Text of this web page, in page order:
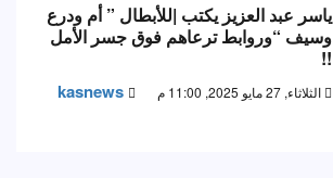
ياسر عبد العزيز يكتب |للأبطال ” أم ودرع
وسيف “وروابط ترعاهم فوق جسر الأمل
!!
الثلاثاء, 27 مايو 2025, 11:00 م kasnews